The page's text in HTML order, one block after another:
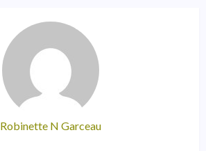
Robinette N Garceau